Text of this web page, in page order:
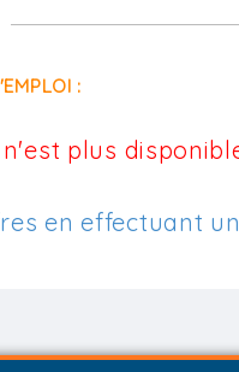
:
plus
en effectuant